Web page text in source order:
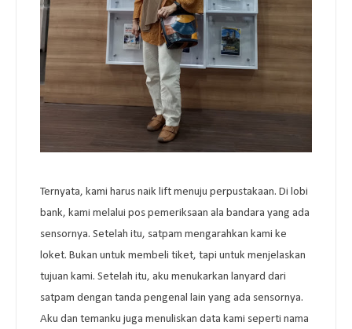
Ternyata, kami harus naik lift menuju perpustakaan. Di lobi
bank, kami melalui pos pemeriksaan ala bandara yang ada
sensornya. Setelah itu, satpam mengarahkan kami ke
loket. Bukan untuk membeli tiket, tapi untuk menjelaskan
tujuan kami. Setelah itu, aku menukarkan lanyard dari
satpam dengan tanda pengenal lain yang ada sensornya.
Aku dan temanku juga menuliskan data kami seperti nama